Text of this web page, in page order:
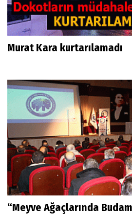
Murat Kara kurtarılamadı
“Meyve Ağaçlarında